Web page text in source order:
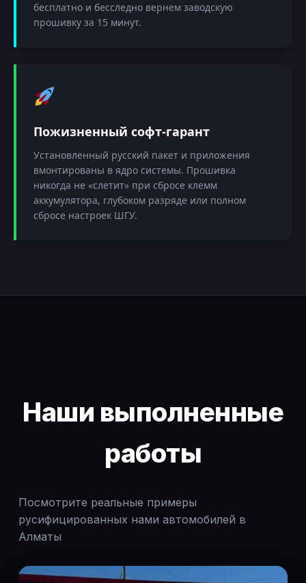
бесплатно и бесследно вернем заводскую
прошивку за 15 минут.
Пожизненный софт-гарант
Установленный русский пакет и приложения
вмонтированы в ядро системы. Прошивка
никогда не «слетит» при сбросе клемм
аккумулятора, глубоком разряде или полном
сбросе настроек ШГУ.
Наши выполненные
работы
Посмотрите реальные примеры
русифицированных нами автомобилей в
Алматы